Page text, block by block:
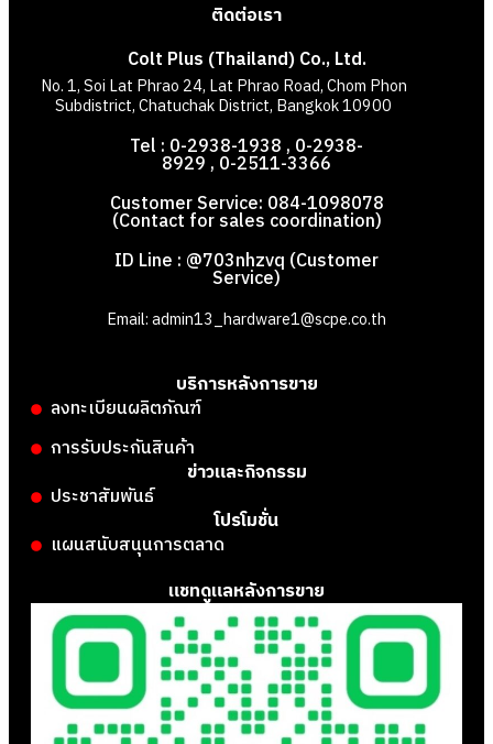
ติดต่อเรา
Colt Plus (Thailand) Co., Ltd.
No. 1, Soi Lat Phrao 24, Lat Phrao Road, Chom Phon
Subdistrict, Chatuchak District, Bangkok 10900
Tel : 0-2938-1938 , 0-2938-
8929 , 0-2511-3366
Customer Service: 084-1098078
(Contact for sales coordination)
ID Line : @703nhzvq (Customer
Service)
Email: admin13_hardware1@scpe.co.th
บริการหลังการขาย
ลงทะเบียนผลิตภัณฑ์
การรับประกันสินค้า
ข่าวและกิจกรรม
ประชาสัมพันธ์
โปรโมชั่น
แผนสนับสนุนการตลาด
แชทดูแลหลังการขาย